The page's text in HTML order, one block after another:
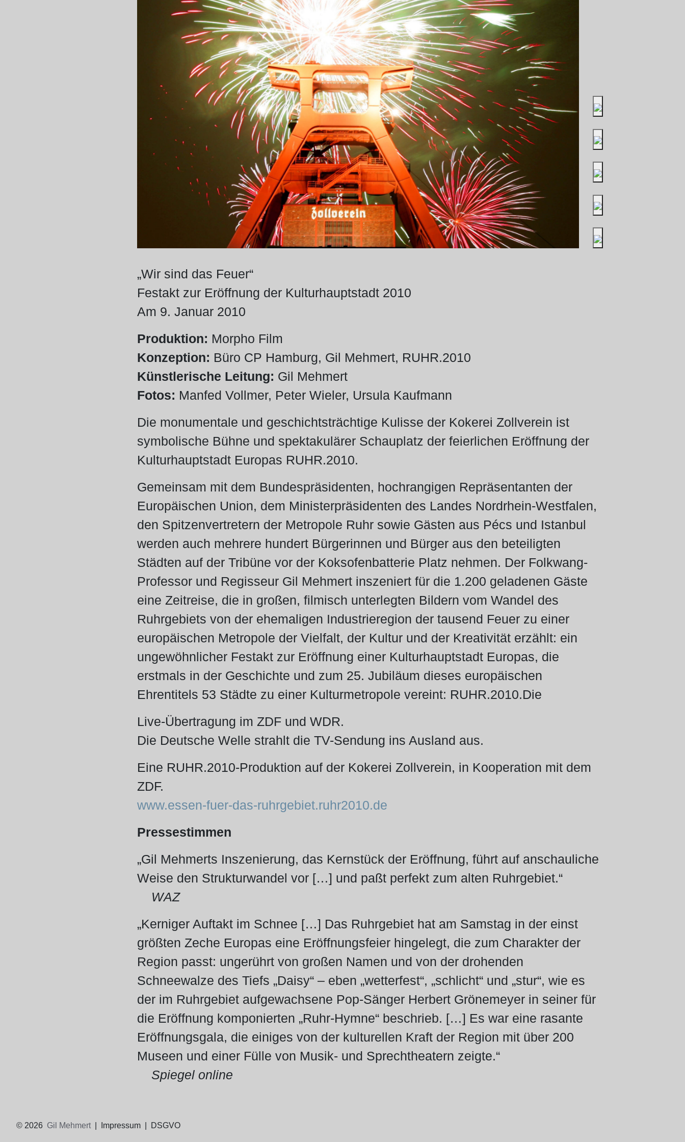
„Wir sind das Feuer“
Festakt zur Eröffnung der Kulturhauptstadt 2010
Am 9. Januar 2010
Produktion: Morpho Film
Konzeption: Büro CP Hamburg, Gil Mehmert, RUHR.2010
Künstlerische Leitung: Gil Mehmert
Fotos: Manfed Vollmer, Peter Wieler, Ursula Kaufmann
Die monumentale und geschichtsträchtige Kulisse der Kokerei Zollverein ist
symbolische Bühne und spektakulärer Schauplatz der feierlichen Eröffnung der
Kulturhauptstadt Europas RUHR.2010.
Gemeinsam mit dem Bundespräsidenten, hochrangigen Repräsentanten der
Europäischen Union, dem Ministerpräsidenten des Landes Nordrhein-Westfalen,
den Spitzenvertretern der Metropole Ruhr sowie Gästen aus Pécs und Istanbul
werden auch mehrere hundert Bürgerinnen und Bürger aus den beteiligten
Städten auf der Tribüne vor der Koksofenbatterie Platz nehmen. Der Folkwang-
Professor und Regisseur Gil Mehmert inszeniert für die 1.200 geladenen Gäste
eine Zeitreise, die in großen, filmisch unterlegten Bildern vom Wandel des
Ruhrgebiets von der ehemaligen Industrieregion der tausend Feuer zu einer
europäischen Metropole der Vielfalt, der Kultur und der Kreativität erzählt: ein
ungewöhnlicher Festakt zur Eröffnung einer Kulturhauptstadt Europas, die
erstmals in der Geschichte und zum 25. Jubiläum dieses europäischen
Ehrentitels 53 Städte zu einer Kulturmetropole vereint: RUHR.2010.Die
Live-Übertragung im ZDF und WDR.
Die Deutsche Welle strahlt die TV-Sendung ins Ausland aus.
Eine RUHR.2010-Produktion auf der Kokerei Zollverein, in Kooperation mit dem
ZDF.
www.essen-fuer-das-ruhrgebiet.ruhr2010.de
Pressestimmen
„Gil Mehmerts Inszenierung, das Kernstück der Eröffnung, führt auf anschauliche
Weise den Strukturwandel vor […] und paßt perfekt zum alten Ruhrgebiet.“
WAZ
„Kerniger Auftakt im Schnee […] Das Ruhrgebiet hat am Samstag in der einst
größten Zeche Europas eine Eröffnungsfeier hingelegt, die zum Charakter der
Region passt: ungerührt von großen Namen und von der drohenden
Schneewalze des Tiefs „Daisy“ – eben „wetterfest“, „schlicht“ und „stur“, wie es
der im Ruhrgebiet aufgewachsene Pop-Sänger Herbert Grönemeyer in seiner für
die Eröffnung komponierten „Ruhr-Hymne“ beschrieb. […] Es war eine rasante
Eröffnungsgala, die einiges von der kulturellen Kraft der Region mit über 200
Museen und einer Fülle von Musik- und Sprechtheatern zeigte.“
Spiegel online
© 2026 Gil Mehmert Impressum DSGVO